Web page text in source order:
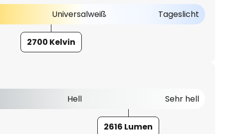
Universalweiß Tageslicht
2700 Kelvin
Hell Sehr hell
2616 Lumen